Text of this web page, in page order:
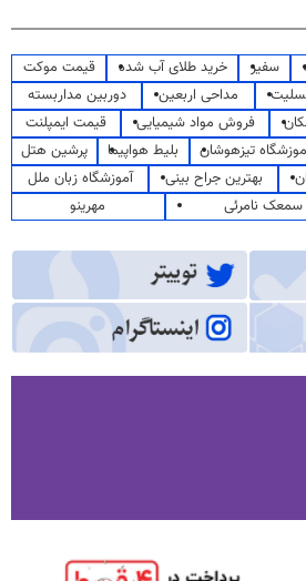
سفیر خرید طلای آب شده
قیمت موکت
مداحی اربعین
دوربین مداربسته
فروش مواد شیمیایی
قیمت ایمپلنت
تیزهوشان بلیط هواپیما
پرشین هتل
بهترین جراح بینی
آموزشگاه زبان ملل
نامرئی
مهرینو